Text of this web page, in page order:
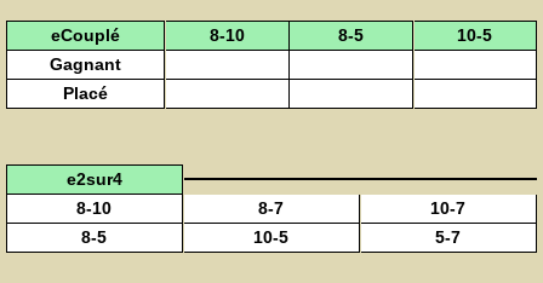
eCouplé 8-10 8-5
10-5
Gagnant
Placé
e2sur4
8-10
8-7
10-7
8-5
10-5 5-7